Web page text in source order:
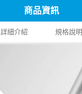
商品資訊
詳細介紹 規格說明